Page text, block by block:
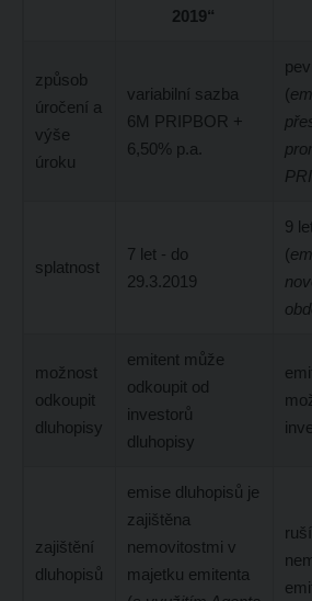
2019“
způsob
úročení a
výše
úroku
variabilní sazba
6M PRIPBOR +
6,50% p.a.
(
splatnost
7 let - do
29.3.2019
9
(
možnost
odkoupit
dluhopisy
emitent může
odkoupit od
investorů
dluhopisy
zajištění
dluhopisů
emise dluhopisů je
zajištěna
nemovitostmi v
majetku emitenta